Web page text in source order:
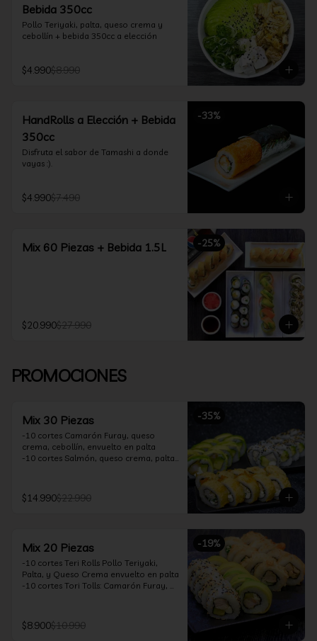
Bebida 350cc
Pollo Teriyaki, palta, queso crema y
cebollín + bebida 350cc a elección
$4.990$8.990
-33%
HandRolls a Elección + Bebida
350cc
Disfruta el sabor de Tamashi a donde
vayas :).
$4.990$7.490
-25%
Mix 60 Piezas + Bebida 1.5L
$20.990$27.990
PROMOCIONES
-35%
Mix 30 Piezas
-10 cortes Camarón Furay, queso
crema, cebollín, envuelto en palta
-10 cortes Salmón, queso crema, palta,
cebollín, frito en tempura
*Incluye 2 soya 30ml / 2 palitos / 1 salsa
$14.990$22.990
-19%
Mix 20 Piezas
-10 cortes Teri Rolls Pollo Teriyaki,
Palta, y Queso Crema envuelto en palta
-10 cortes Tori Tolls: Camarón Furay,
teriyaki 30ml
$8.900$10.990